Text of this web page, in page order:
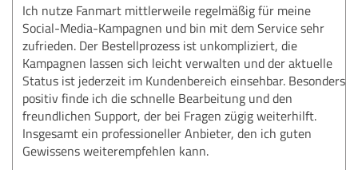
Ich nutze Fanmart mittlerweile regelmäßig für meine
Social-Media-Kampagnen und bin mit dem Service sehr
zufrieden. Der Bestellprozess ist unkompliziert, die
Kampagnen lassen sich leicht verwalten und der aktuelle
Status ist jederzeit im Kundenbereich einsehbar. Besonders
positiv finde ich die schnelle Bearbeitung und den
freundlichen Support, der bei Fragen zügig weiterhilft.
Insgesamt ein professioneller Anbieter, den ich guten
Gewissens weiterempfehlen kann.